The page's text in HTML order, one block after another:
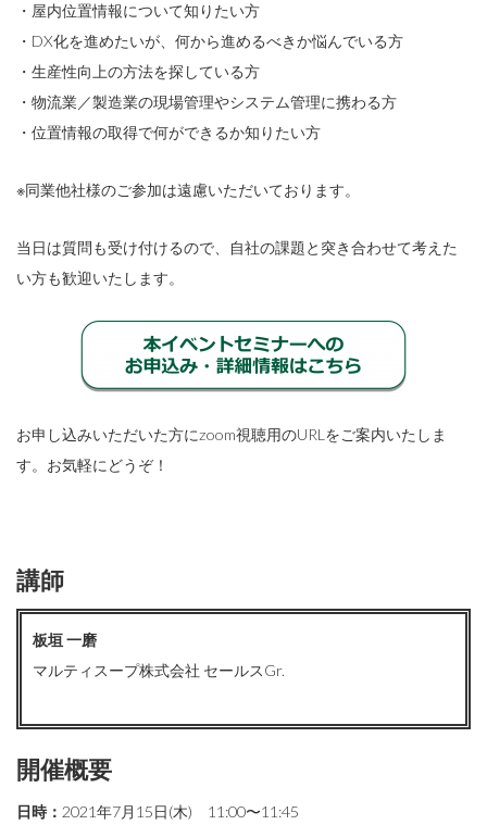
・屋内位置情報について知りたい方
・DX化を進めたいが、何から進めるべきか悩んでいる方
・生産性向上の方法を探している方
・物流業／製造業の現場管理やシステム管理に携わる方
・位置情報の取得で何ができるか知りたい方
※同業他社様のご参加は遠慮いただいております。
当日は質問も受け付けるので、自社の課題と突き合わせて考えた
い方も歓迎いたします。
お申し込みいただいた方にzoom視聴用のURLをご案内いたしま
す。お気軽にどうぞ！
講師
板垣 一磨
マルティスープ株式会社 セールスGr.
開催概要
日時： 2021年7月15日(木) 11:00〜11:45